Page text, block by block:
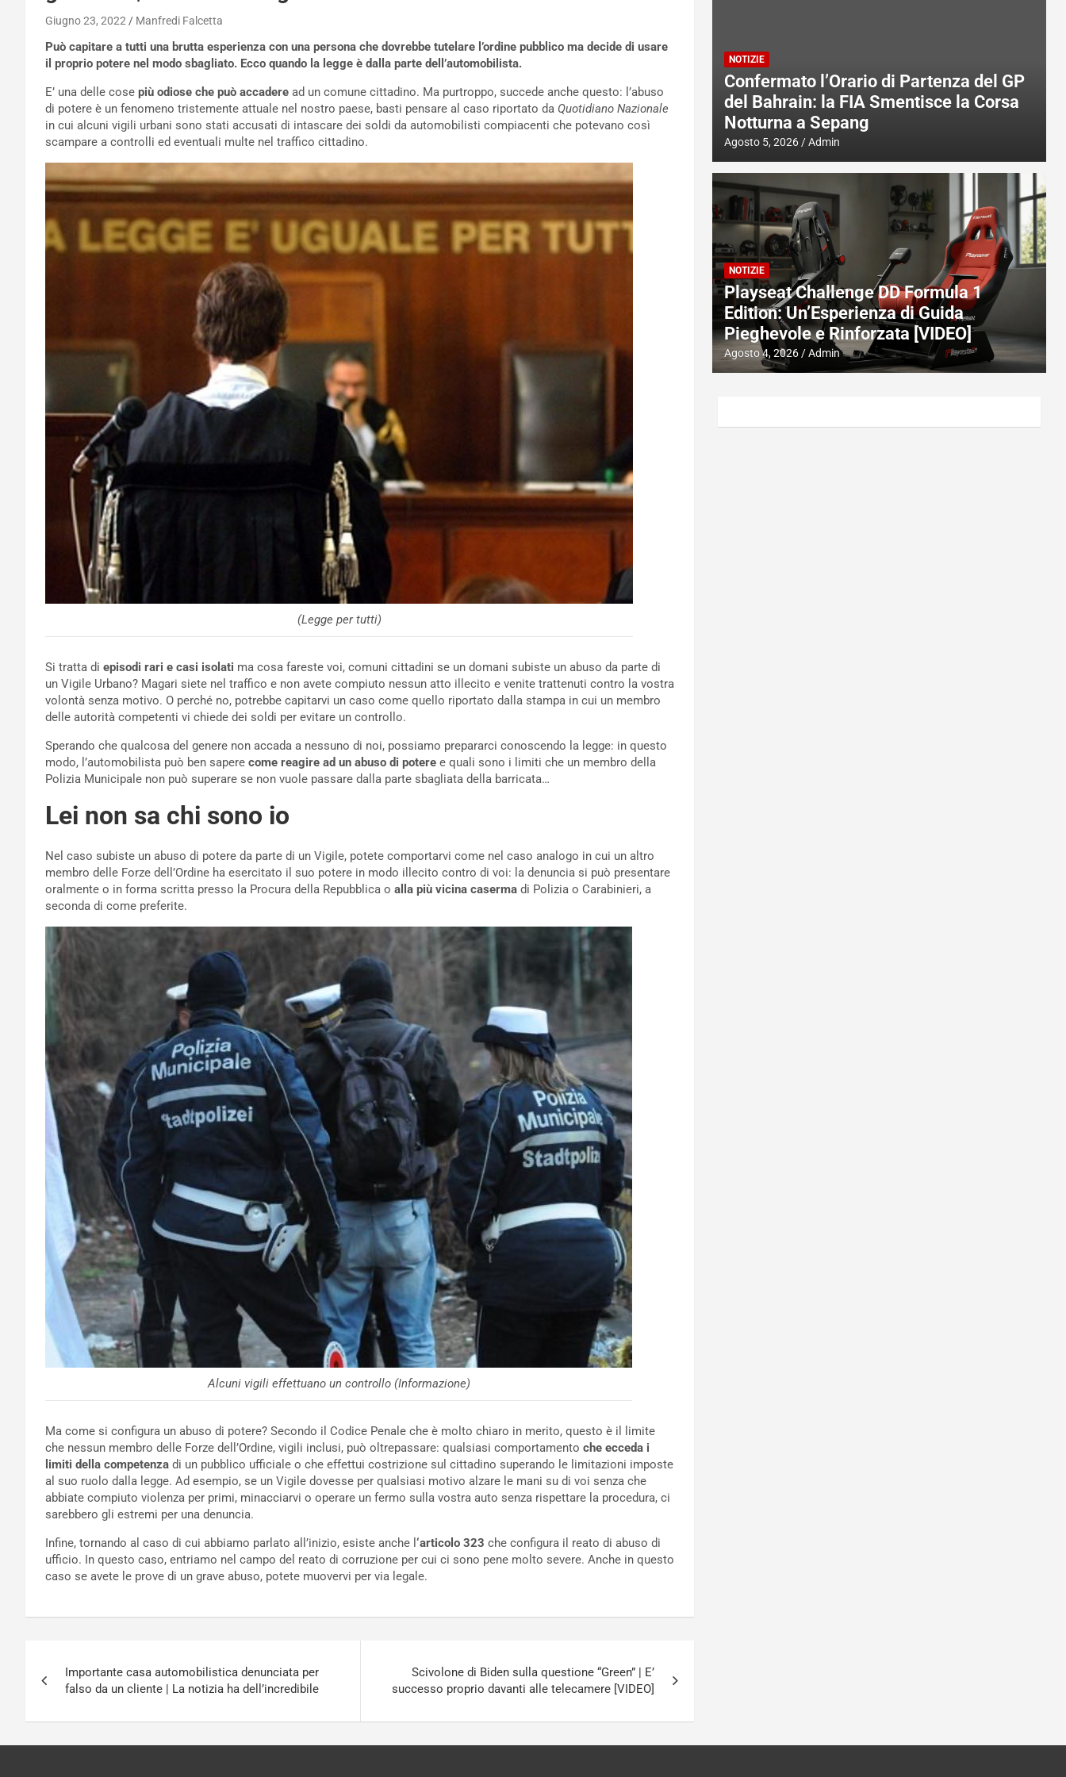
Giugno 23, 2022 Manfredi Falcetta
Può capitare a tutti una brutta esperienza con una persona che dovrebbe tutelare l’ordine pubblico ma decide di usare
il proprio potere nel modo sbagliato. Ecco quando la legge è dalla parte dell’automobilista.
E’ una delle cose più odiose che può accadere ad un comune cittadino. Ma purtroppo, succede anche questo: l’abuso
di potere è un fenomeno tristemente attuale nel nostro paese, basti pensare al caso riportato da Quotidiano Nazionale
in cui alcuni vigili urbani sono stati accusati di intascare dei soldi da automobilisti compiacenti che potevano così
scampare a controlli ed eventuali multe nel traffico cittadino.
(Legge per tutti)
Si tratta di episodi rari e casi isolati ma cosa fareste voi, comuni cittadini se un domani subiste un abuso da parte di
un Vigile Urbano? Magari siete nel traffico e non avete compiuto nessun atto illecito e venite trattenuti contro la vostra
volontà senza motivo. O perché no, potrebbe capitarvi un caso come quello riportato dalla stampa in cui un membro
delle autorità competenti vi chiede dei soldi per evitare un controllo.
Sperando che qualcosa del genere non accada a nessuno di noi, possiamo prepararci conoscendo la legge: in questo
modo, l’automobilista può ben sapere come reagire ad un abuso di potere e quali sono i limiti che un membro della
Polizia Municipale non può superare se non vuole passare dalla parte sbagliata della barricata…
Lei non sa chi sono io
Nel caso subiste un abuso di potere da parte di un Vigile, potete comportarvi come nel caso analogo in cui un altro
membro delle Forze dell’Ordine ha esercitato il suo potere in modo illecito contro di voi: la denuncia si può presentare
oralmente o in forma scritta presso la Procura della Repubblica o alla più vicina caserma di Polizia o Carabinieri, a
seconda di come preferite.
Alcuni vigili effettuano un controllo (Informazione)
Ma come si configura un abuso di potere? Secondo il Codice Penale che è molto chiaro in merito, questo è il limite
che nessun membro delle Forze dell’Ordine, vigili inclusi, può oltrepassare: qualsiasi comportamento che ecceda i
limiti della competenza di un pubblico ufficiale o che effettui costrizione sul cittadino superando le limitazioni imposte
al suo ruolo dalla legge. Ad esempio, se un Vigile dovesse per qualsiasi motivo alzare le mani su di voi senza che
abbiate compiuto violenza per primi, minacciarvi o operare un fermo sulla vostra auto senza rispettare la procedura, ci
sarebbero gli estremi per una denuncia.
Infine, tornando al caso di cui abbiamo parlato all’inizio, esiste anche l ‘articolo 323 che configura il reato di abuso di
ufficio. In questo caso, entriamo nel campo del reato di corruzione per cui ci sono pene molto severe. Anche in questo
caso se avete le prove di un grave abuso, potete muovervi per via legale.
articoli
Importante casa automobilistica denunciata per
falso da un cliente | La notizia ha dell’incredibile
Scivolone di Biden sulla questione “Green” | E’
successo proprio davanti alle telecamere [VIDEO]
NOTIZIE
Confermato l’Orario di Partenza del GP
del Bahrain: la FIA Smentisce la Corsa
Notturna a Sepang
Agosto 5, 2026 Admin
NOTIZIE
Playseat Challenge DD Formula 1
Edition: Un’Esperienza di Guida
Pieghevole e Rinforzata [VIDEO]
Agosto 4, 2026 Admin